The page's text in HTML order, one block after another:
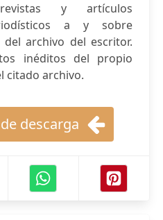
y artículos
a y sobre
archivo del escritor.
inéditos del propio
citado archivo.
descarga